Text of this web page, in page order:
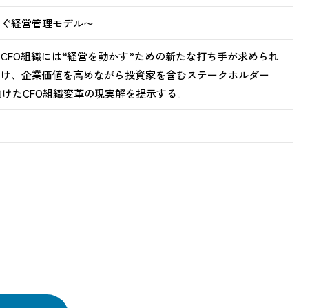
経営管理モデル〜
組織には“経営を動かす”ための新たな打ち手が求められ
、企業価値を高めながら投資家を含むステークホルダー
たCFO組織変革の現実解を提示する。